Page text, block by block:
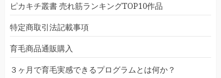
ピカキチ叢書 売れ筋ランキングTOP10作品
特定商取引法記載事項
育毛商品通販購入
３ヶ月で育毛実感できるプログラムとは何か？